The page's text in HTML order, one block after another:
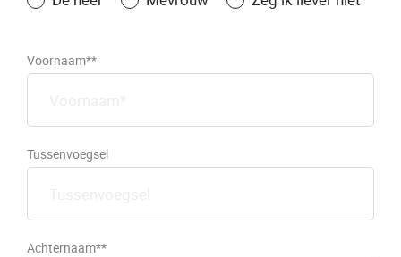
Voornaam**
Tussenvoegsel
Achternaam**